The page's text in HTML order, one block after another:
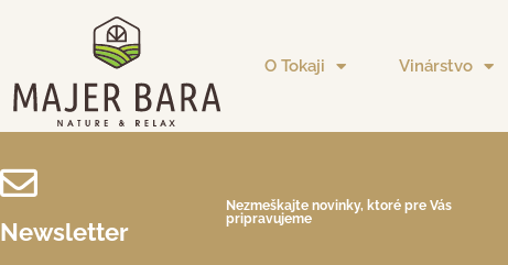
O Tokaji Vinárstvo
Newsletter
Nezmeškajte novinky, ktoré pre Vás
pripravujeme